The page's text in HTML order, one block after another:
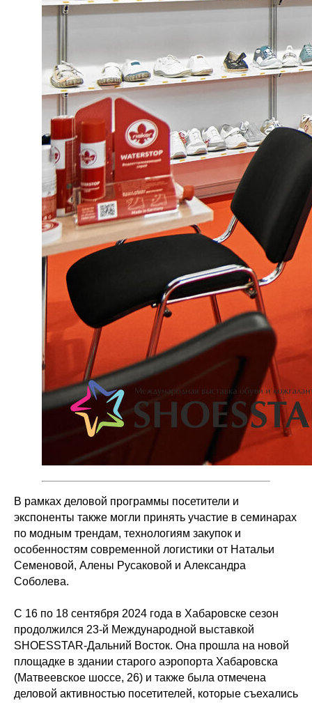
В рамках деловой программы посетители и
экспоненты также могли принять участие в семинарах
по модным трендам, технологиям закупок и
особенностям современной логистики от Натальи
Семеновой, Алены Русаковой и Александра
Соболева.
С 16 по 18 сентября 2024 года в Хабаровске сезон
продолжился 23-й Международной выставкой
SHOESSTAR-Дальний Восток. Она прошла на новой
площадке в здании старого аэропорта Хабаровска
(Матвеевское шоссе, 26) и также была отмечена
деловой активностью посетителей, которые съехались